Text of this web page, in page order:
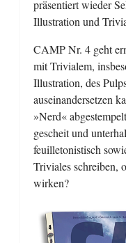
präsentiert wieder
Illustration und
CAMP Nr. 4 geht
mit Trivialem,
Illustration, des
auseinandersetzen
»Nerd«
gescheit und
feuilletonistisch
Triviales schreiben,
wirken?